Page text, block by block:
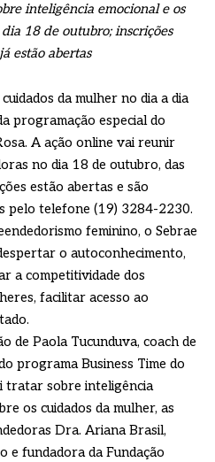
inteligência emocional e os
18 de outubro; inscrições
estão abertas
da mulher no dia a dia
programação especial do
A ação online vai reunir
no dia 18 de outubro, das
estão abertas e são
pelo telefone (19) 3284-2230.
feminino, o Sebrae
o autoconhecimento,
a competitividade dos
facilitar acesso ao
de Paola Tucunduva, coach de
programa Business Time do
tratar sobre inteligência
os cuidados da mulher, as
Dra. Ariana Brasil,
e fundadora da Fundação